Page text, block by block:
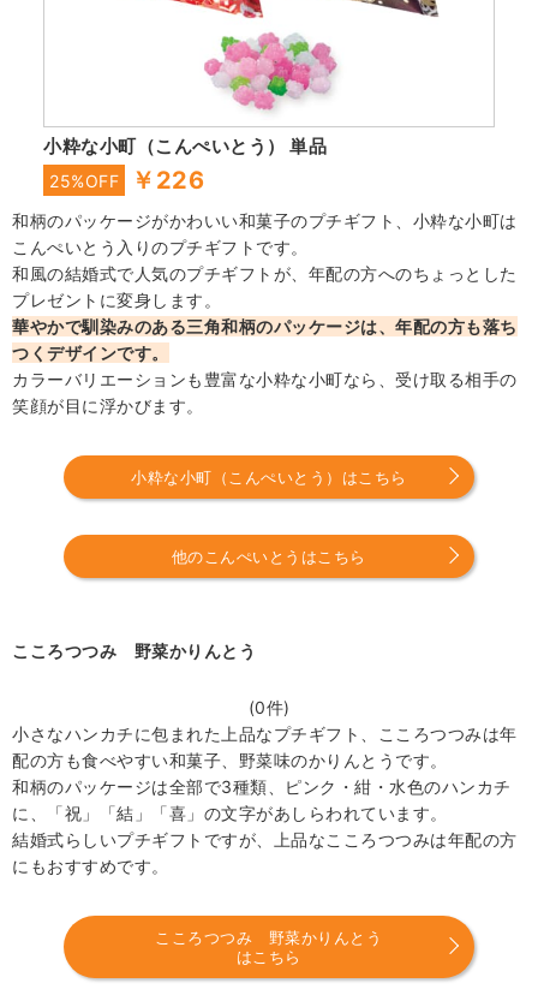
小粋な小町（こんぺいとう） 単品
25%OFF ￥226
和柄のパッケージがかわいい和菓子のプチギフト、小粋な小町は
こんぺいとう入りのプチギフトです。
和風の結婚式で人気のプチギフトが、年配の方へのちょっとした
プレゼントに変身します。
華やかで馴染みのある三角和柄のパッケージは、年配の方も落ち
つくデザインです。
カラーバリエーションも豊富な小粋な小町なら、受け取る相手の
笑顔が目に浮かびます。
小粋な小町（こんぺいとう）はこちら
他のこんぺいとうはこちら
こころつつみ 野菜かりんとう
(0件)
小さなハンカチに包まれた上品なプチギフト、こころつつみは年
配の方も食べやすい和菓子、野菜味のかりんとうです。
和柄のパッケージは全部で3種類、ピンク・紺・水色のハンカチ
に、「祝」「結」「喜」の文字があしらわれています。
結婚式らしいプチギフトですが、上品なこころつつみは年配の方
にもおすすめです。
こころつつみ 野菜かりんとう
はこちら